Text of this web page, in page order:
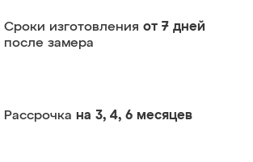
Сроки изготовления от 7 дней
после замера
Рассрочка на 3, 4, 6 месяцев